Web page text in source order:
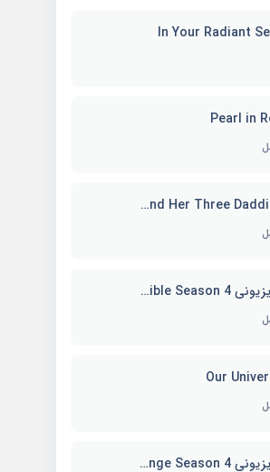
سریال Marie and Her Three Daddies
برنامه تلویزیونی Whenever Possible Season 4
برنامه تلویزیونی EXchange Season 4